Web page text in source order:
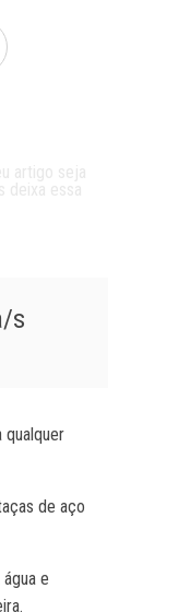
s
qualquer
de aço
e